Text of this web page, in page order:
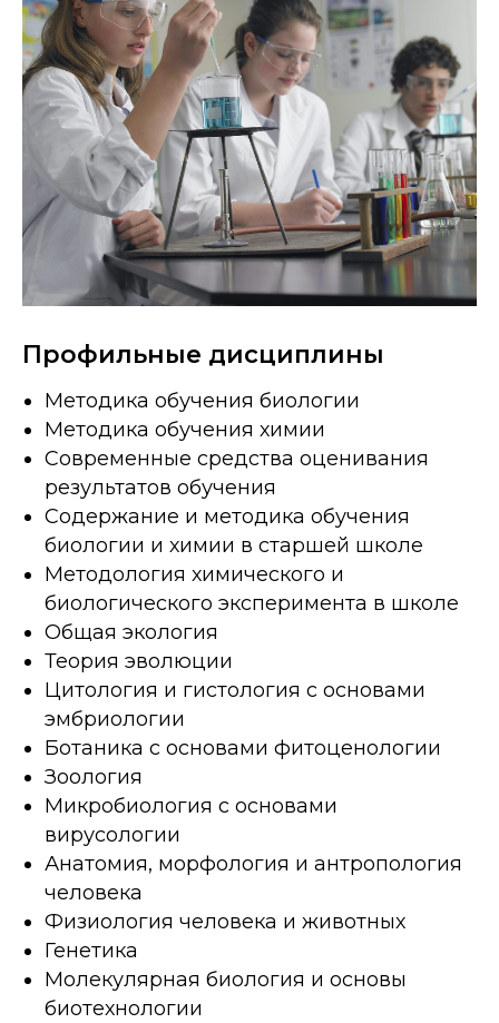
Профильные дисциплины
Методика обучения биологии
Методика обучения химии
Современные средства оценивания
результатов обучения
Содержание и методика обучения
биологии и химии в старшей школе
Методология химического и
биологического эксперимента в школе
Общая экология
Теория эволюции
Цитология и гистология с основами
эмбриологии
Ботаника с основами фитоценологии
Зоология
Микробиология с основами
вирусологии
Анатомия, морфология и антропология
человека
Физиология человека и животных
Генетика
Молекулярная биология и основы
биотехнологии